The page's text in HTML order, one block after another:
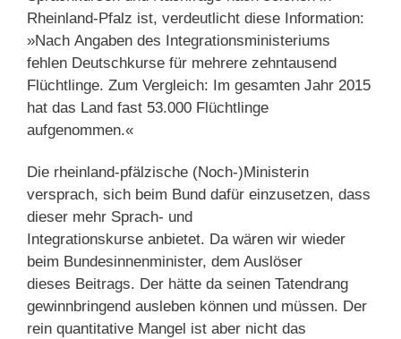
Rheinland-Pfalz ist, verdeutlicht diese Information:
»Nach Angaben des Integrationsministeriums
fehlen Deutschkurse für mehrere zehntausend
Flüchtlinge. Zum Vergleich: Im gesamten Jahr 2015
hat das Land fast 53.000 Flüchtlinge
aufgenommen.«
Die rheinland-pfälzische (Noch-)Ministerin
versprach, sich beim Bund dafür einzusetzen, dass
dieser mehr Sprach- und
Integrationskurse anbietet. Da wären wir wieder
beim Bundesinnenminister, dem Auslöser
dieses Beitrags. Der hätte da seinen Tatendrang
gewinnbringend ausleben können und müssen. Der
rein quantitative Mangel ist aber nicht das